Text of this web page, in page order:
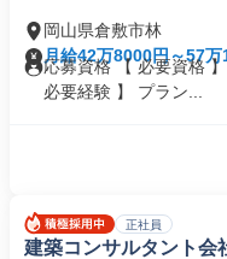
岡山県倉敷市林
月給42万8000円～57万
応募資格 【 必要資格
必要経験 】 プラン...
正社員
建築コンサルタント会